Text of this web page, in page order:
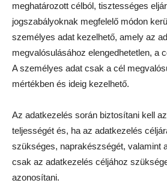
meghatározott célból, tisztességes
jogszabályoknak megfelelő módon
személyes adat kezelhető, amely az
megvalósulásához elengedhetetlen, a
A személyes adat csak a cél
mértékben és ideig kezelhető.
Az adatkezelés során biztosítani kell
teljességét és, ha az adatkezelés
szükséges, naprakészségét, valamint
csak az adatkezelés céljához
azonosítani.